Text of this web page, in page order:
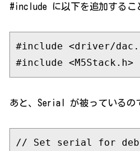
#include に以下を追加するこ
#include <driver/
#include <M5Stack.h>
あと、Serial が被っているの
// Set serial for